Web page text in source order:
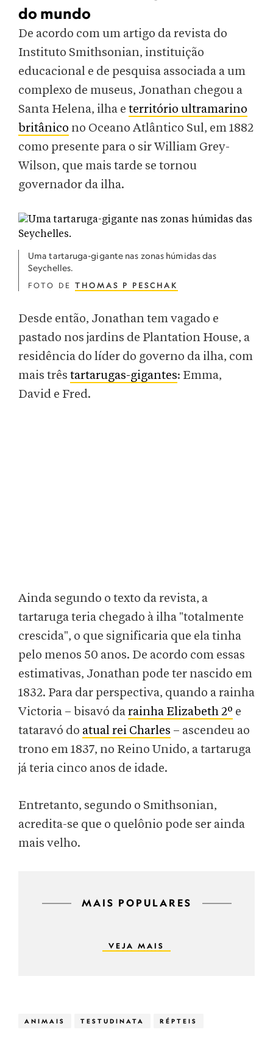
do mundo
De acordo com um artigo da revista do
Instituto Smithsonian, instituição
educacional e de pesquisa associada a um
complexo de museus, Jonathan chegou a
Santa Helena, ilha e território ultramarino
britânico no Oceano Atlântico Sul, em 1882
como presente para o sir William Grey-
Wilson, que mais tarde se tornou
governador da ilha.
Uma tartaruga-gigante nas zonas húmidas das
Seychelles.
FOTO DE THOMAS P PESCHAK
Desde então, Jonathan tem vagado e
pastado nos jardins de Plantation House, a
residência do líder do governo da ilha, com
mais três tartarugas-gigantes: Emma,
David e Fred.
Ainda segundo o texto da revista, a
tartaruga teria chegado à ilha "totalmente
crescida", o que significaria que ela tinha
pelo menos 50 anos. De acordo com essas
estimativas, Jonathan pode ter nascido em
1832. Para dar perspectiva, quando a rainha
Victoria – bisavó darainha Elizabeth 2º e
tataravó do atual rei Charles – ascendeu ao
trono em 1837, no Reino Unido, a tartaruga
já teria cinco anos de idade.
Entretanto, segundo o Smithsonian,
acredita-se que o quelônio pode ser ainda
mais velho.
MAIS POPULARES
VEJA MAIS
ANIMAIS TESTUDINATA RÉPTEIS